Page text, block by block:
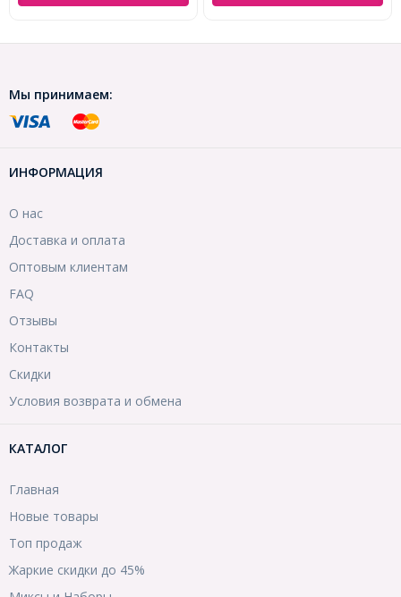
Мы принимаем:
ИНФОРМАЦИЯ
О нас
Доставка и оплата
Оптовым клиентам
FAQ
Отзывы
Контакты
Скидки
Условия возврата и обмена
КАТАЛОГ
Главная
Новые товары
Топ продаж
Жаркие скидки до 45%